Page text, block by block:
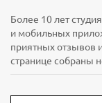
Более 10 лет
и мобильных
приятных отзывов
странице собраны